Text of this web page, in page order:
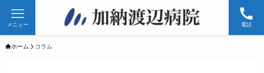
電話
メニュー
ホーム コラム